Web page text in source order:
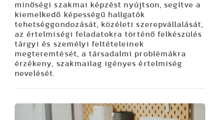
minőségi szakmai képzést nyújtson, segítve a
kiemelkedő képességű hallgatók
tehetséggondozását, közéleti szerepvállalását,
az értelmiségi feladatokra történő felkészülés
tárgyi és személyi feltételeinek
megteremtését, a társadalmi problémákra
érzékeny, szakmailag igényes értelmiség
nevelését.